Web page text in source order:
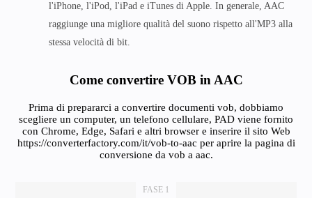
l'iPhone, l'iPod, l'iPad e iTunes di Apple. In generale, AAC
raggiunge una migliore qualità del suono rispetto all'MP3 alla
stessa velocità di bit.
Come convertire VOB in AAC
Prima di prepararci a convertire documenti vob, dobbiamo
scegliere un computer, un telefono cellulare, PAD viene fornito
con Chrome, Edge, Safari e altri browser e inserire il sito Web
https://converterfactory.com/it/vob-to-aac per aprire la pagina di
conversione da vob a aac.
FASE 1